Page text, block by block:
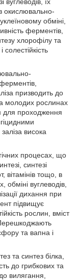
окислювально-
обміні,
ферментів,
хлорофілу та
солестійкість
призводить до
молодих рослинах
для проходження
висока
процесах, що
синтезі
вітамінів тощо, в
вуглеводів,
дихання при
підвищує
рослин, вміст
та вапна і
та синтез білка,
до грибкових та
вилягання,